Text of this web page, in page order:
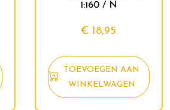
1:160 / N
€ 18,95
TOEVOEGEN AAN
WINKELWAGEN